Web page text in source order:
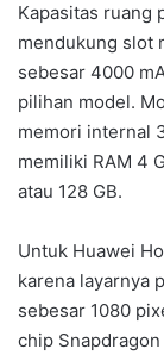
Kapasitas ruang
mendukung slot
sebesar 4000
pilihan model.
memori internal
memiliki RAM 4
atau 128 GB.
Untuk Huawei
karena layarnya
sebesar 1080
chip